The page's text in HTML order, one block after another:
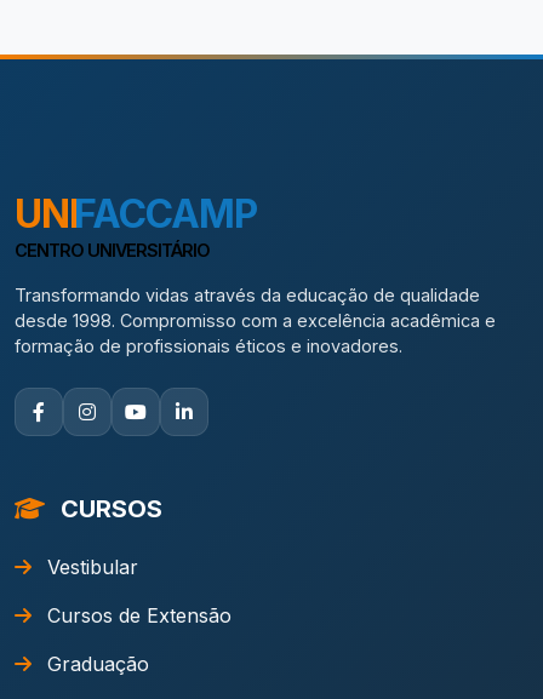
UNIFACCAMP
CENTRO UNIVERSITÁRIO
Transformando vidas através da educação de qualidade
desde 1998. Compromisso com a excelência acadêmica e
formação de profissionais éticos e inovadores.
CURSOS
Vestibular
Cursos de Extensão
Graduação